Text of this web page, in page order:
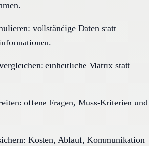
vollständige Daten statt
einheitliche Matrix statt
offene Fragen, Muss-Kriterien und
Kosten, Ablauf, Kommunikation